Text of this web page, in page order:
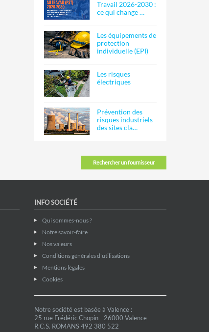
Travail 2026-2030 :
ce qui change …
Les équipements de
protection
individuelle (EPI)
Les risques
électriques
Prévention des
risques industriels
des sites cla…
Rechercher un fournisseur
INFO SOCIÉTÉ
Qui sommes-nous ?
Notre savoir-faire
Nos valeurs
Conditions générales d'utilisations
Mentions légales
Cookies
Notre société est basée à Valence :
25 rue Frédéric Chopin - 26000 Valence
R.C.S. ROMANS 492 380 522